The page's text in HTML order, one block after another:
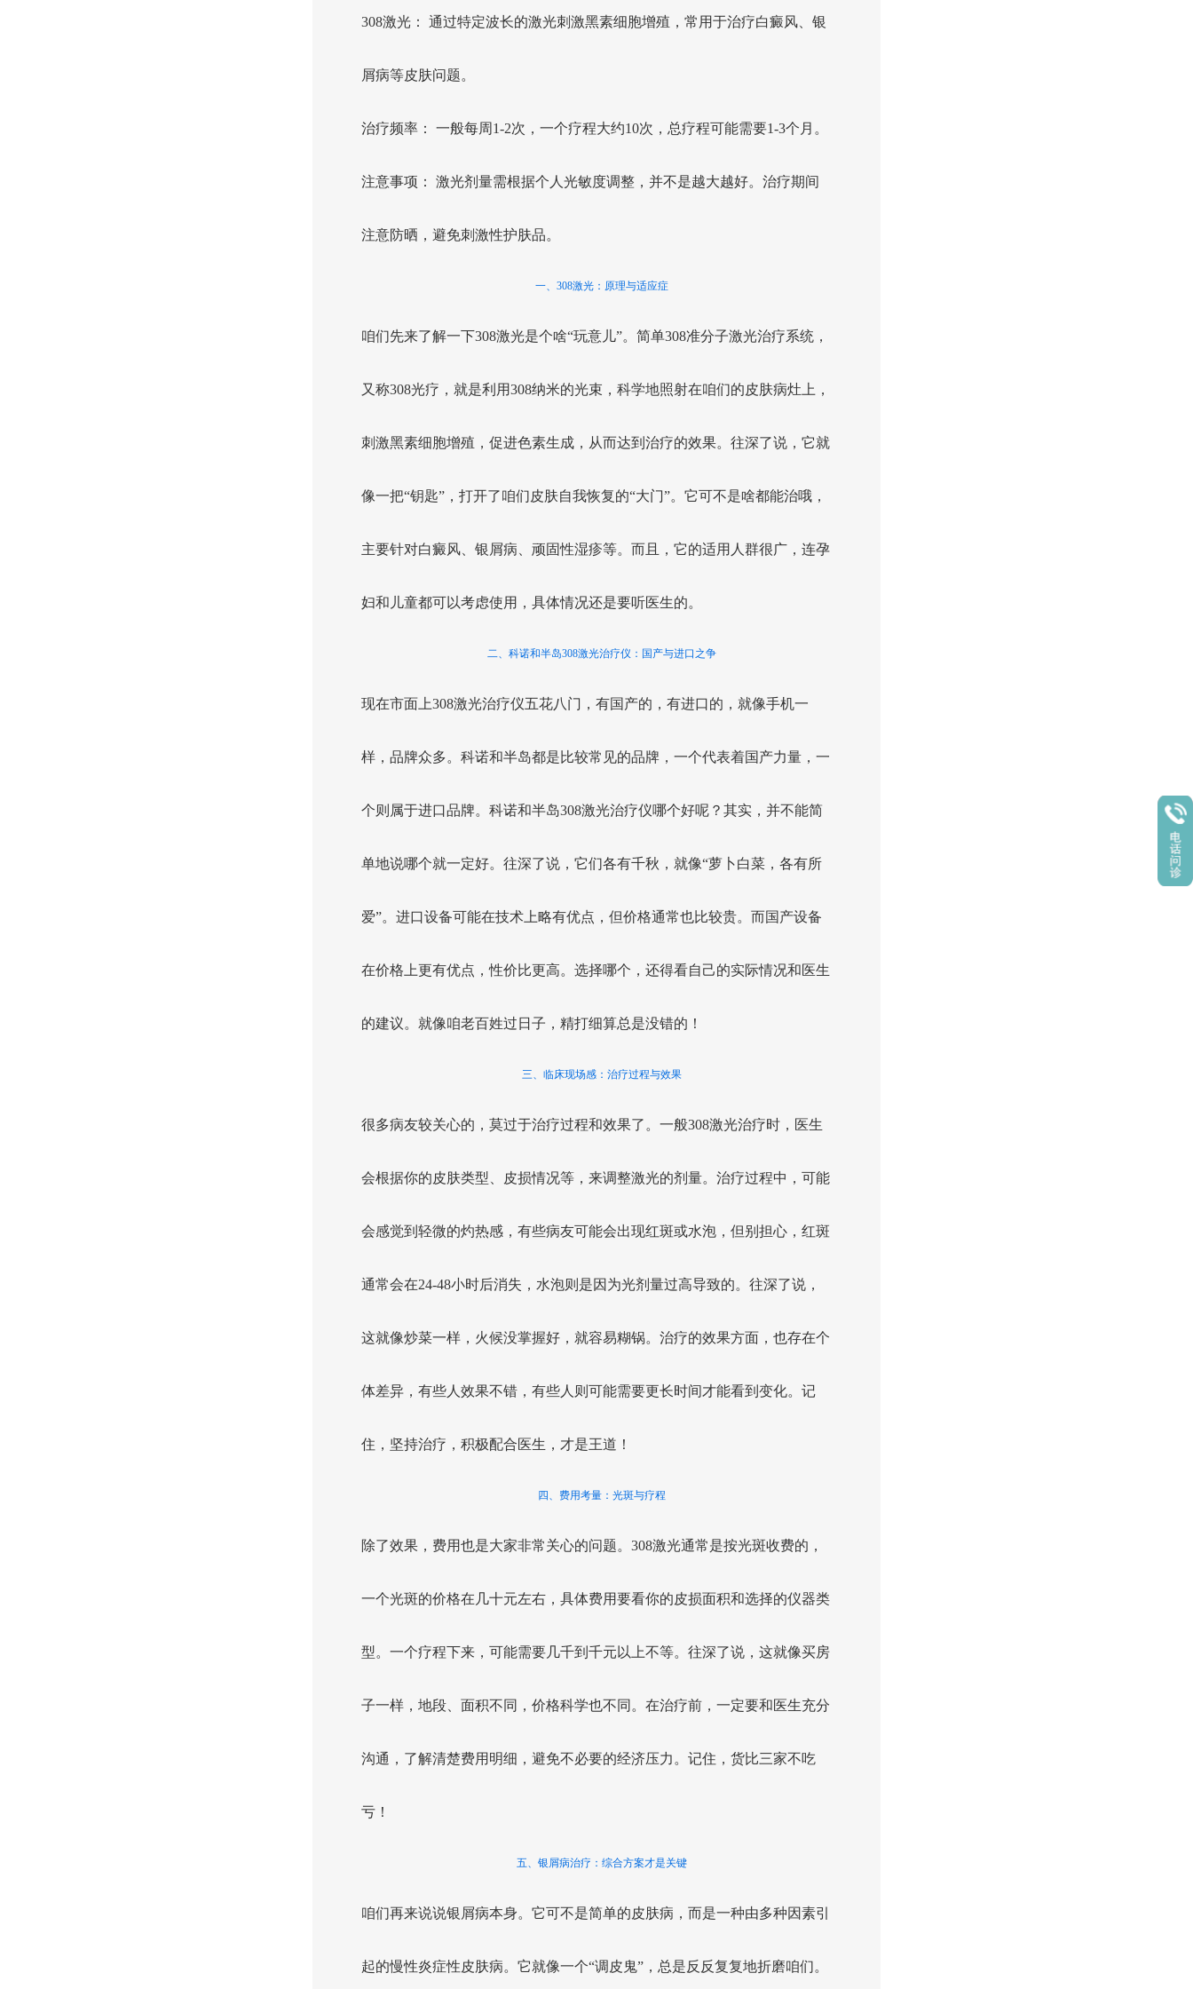
308激光： 通过特定波长的激光刺激黑素细胞增殖，常用于治疗白癜风、银
屑病等皮肤问题。
治疗频率： 一般每周1-2次，一个疗程大约10次，总疗程可能需要1-3个月。
注意事项： 激光剂量需根据个人光敏度调整，并不是越大越好。治疗期间
注意防晒，避免刺激性护肤品。
一、308激光：原理与适应症
咱们先来了解一下308激光是个啥“玩意儿”。简单308准分子激光治疗系统，
又称308光疗，就是利用308纳米的光束，科学地照射在咱们的皮肤病灶上，
刺激黑素细胞增殖，促进色素生成，从而达到治疗的效果。往深了说，它就
像一把“钥匙”，打开了咱们皮肤自我恢复的“大门”。它可不是啥都能治哦，
主要针对白癜风、银屑病、顽固性湿疹等。而且，它的适用人群很广，连孕
妇和儿童都可以考虑使用，具体情况还是要听医生的。
二、科诺和半岛308激光治疗仪：国产与进口之争
现在市面上308激光治疗仪五花八门，有国产的，有进口的，就像手机一
样，品牌众多。科诺和半岛都是比较常见的品牌，一个代表着国产力量，一
个则属于进口品牌。科诺和半岛308激光治疗仪哪个好呢？其实，并不能简
单地说哪个就一定好。往深了说，它们各有千秋，就像“萝卜白菜，各有所
爱”。进口设备可能在技术上略有优点，但价格通常也比较贵。而国产设备
在价格上更有优点，性价比更高。选择哪个，还得看自己的实际情况和医生
的建议。就像咱老百姓过日子，精打细算总是没错的！
三、临床现场感：治疗过程与效果
很多病友较关心的，莫过于治疗过程和效果了。一般308激光治疗时，医生
会根据你的皮肤类型、皮损情况等，来调整激光的剂量。治疗过程中，可能
会感觉到轻微的灼热感，有些病友可能会出现红斑或水泡，但别担心，红斑
通常会在24-48小时后消失，水泡则是因为光剂量过高导致的。往深了说，
这就像炒菜一样，火候没掌握好，就容易糊锅。治疗的效果方面，也存在个
体差异，有些人效果不错，有些人则可能需要更长时间才能看到变化。记
住，坚持治疗，积极配合医生，才是王道！
四、费用考量：光斑与疗程
除了效果，费用也是大家非常关心的问题。308激光通常是按光斑收费的，
一个光斑的价格在几十元左右，具体费用要看你的皮损面积和选择的仪器类
型。一个疗程下来，可能需要几千到千元以上不等。往深了说，这就像买房
子一样，地段、面积不同，价格科学也不同。在治疗前，一定要和医生充分
沟通，了解清楚费用明细，避免不必要的经济压力。记住，货比三家不吃
亏！
五、银屑病治疗：综合方案才是关键
咱们再来说说银屑病本身。它可不是简单的皮肤病，而是一种由多种因素引
起的慢性炎症性皮肤病。它就像一个“调皮鬼”，总是反反复复地折磨咱们。